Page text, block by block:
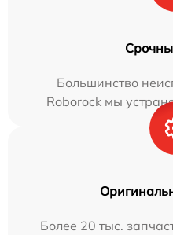
Большинство
Roborock мы
Более 20 тыс.